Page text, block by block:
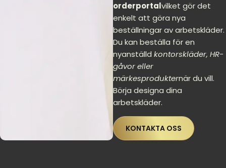
orderportalvilket gör det
enkelt att göra nya
beställningar av arbetskläder.
Du kan beställa för en
nyanställd kontorskläder, HR-
gåvor eller
märkesprodukternär du vill.
Börja designa dina
arbetskläder.
KONTAKTA OSS